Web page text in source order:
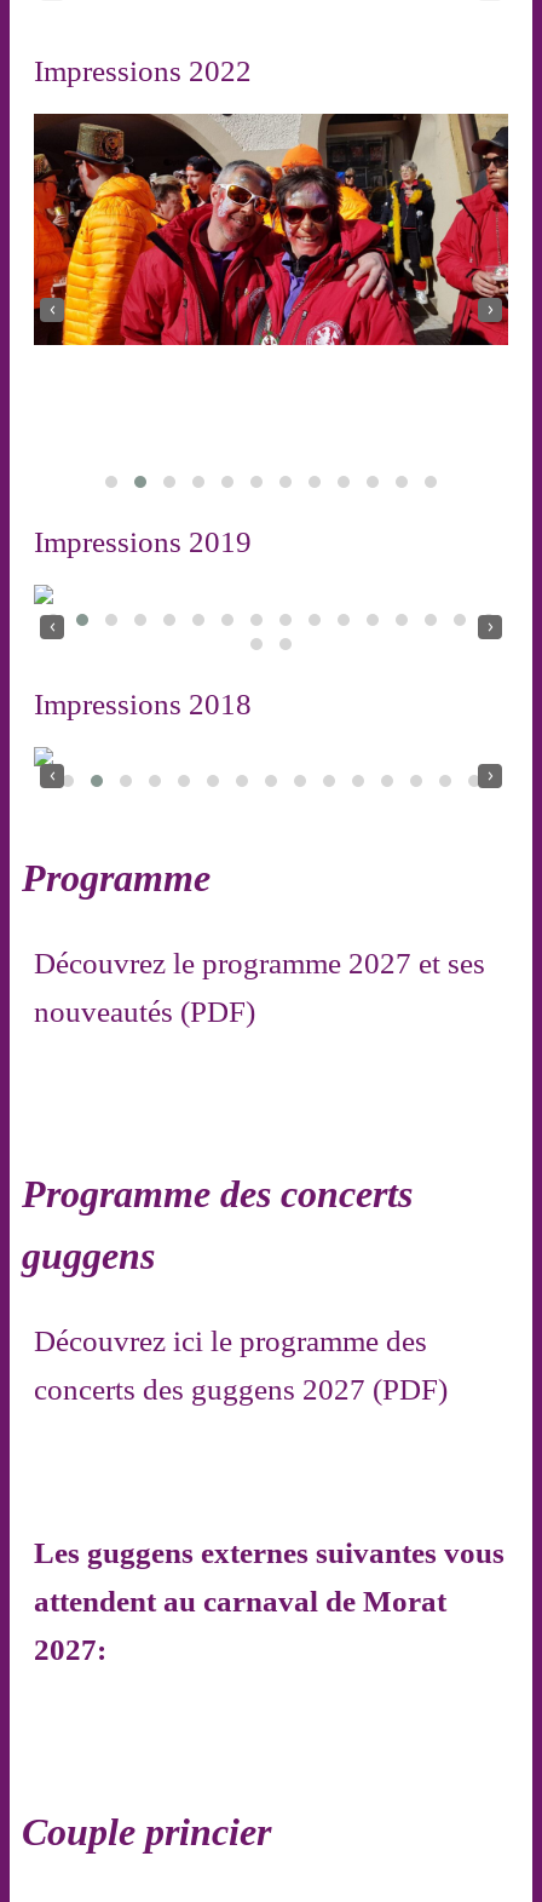
Impressions 2022
‹ ›
Impressions 2019
‹ ›
Impressions 2018
‹ ›
Programme
Découvrez le programme 2027 et ses
nouveautés (PDF)
Programme des concerts
guggens
Découvrez ici le programme des
concerts des guggens 2027 (PDF)
Les guggens externes suivantes vous
attendent au carnaval de Morat
2027:
Couple princier